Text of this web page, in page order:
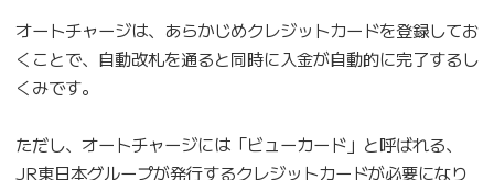
オートチャージは、あらかじめクレジットカードを登録してお
くことで、自動改札を通ると同時に入金が自動的に完了するし
くみです。
ただし、オートチャージには「ビューカード」と呼ばれる、
JR東日本グループが発行するクレジットカードが必要になり